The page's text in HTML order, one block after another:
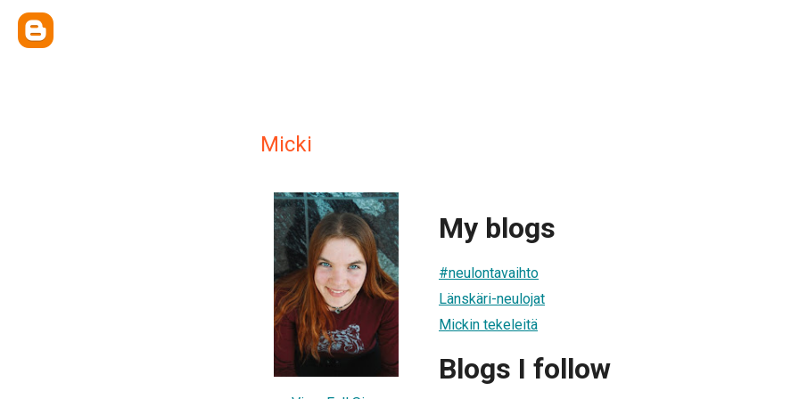
Micki
My blogs
#neulontavaihto
Länskäri-neulojat
Mickin tekeleitä
Blogs I follow